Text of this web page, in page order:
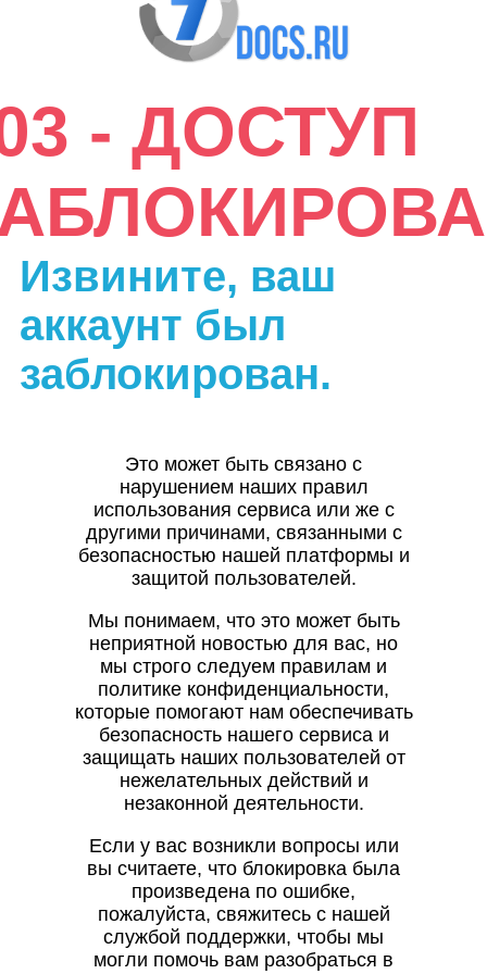
- ДОСТУП
Извините, ваш
аккаунт был
заблокирован.
Это может быть связано с
нарушением наших правил
использования сервиса или же с
другими причинами, связанными с
безопасностью нашей платформы и
защитой пользователей.
Мы понимаем, что это может быть
неприятной новостью для вас, но
мы строго следуем правилам и
политике конфиденциальности,
которые помогают нам обеспечивать
безопасность нашего сервиса и
защищать наших пользователей от
нежелательных действий и
незаконной деятельности.
Если у вас возникли вопросы или
вы считаете, что блокировка была
произведена по ошибке,
пожалуйста, свяжитесь с нашей
службой поддержки, чтобы мы
могли помочь вам разобраться в